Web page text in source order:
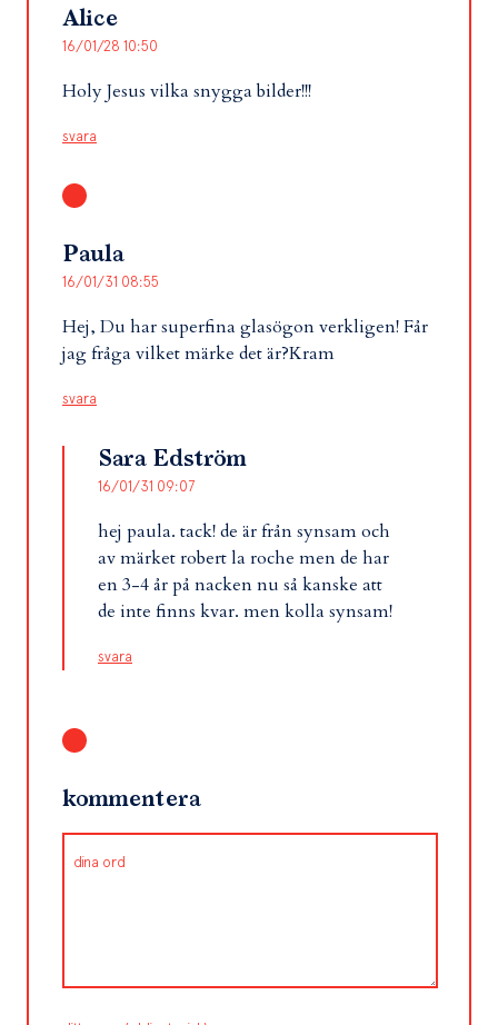
Alice
16/01/28 10:50
Holy Jesus vilka snygga bilder!!!
svara
Paula
16/01/31 08:55
Hej, Du har superfina glasögon verkligen! Får
jag fråga vilket märke det är?Kram
svara
Sara Edström
16/01/31 09:07
hej paula. tack! de är från synsam och
av märket robert la roche men de har
en 3-4 år på nacken nu så kanske att
de inte finns kvar. men kolla synsam!
svara
kommentera